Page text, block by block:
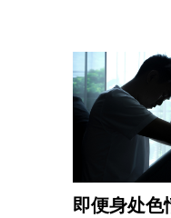
即便身处色